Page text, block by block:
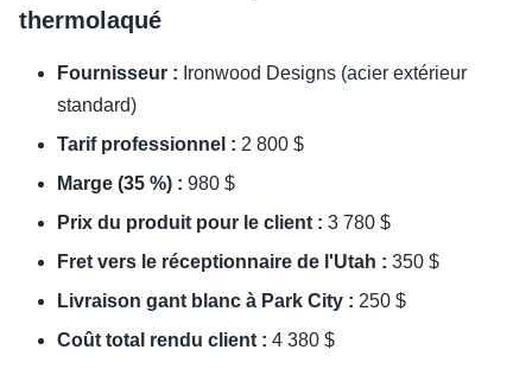
thermolaqué
Fournisseur : Ironwood Designs (acier extérieur
standard)
Tarif professionnel : 2 800 $
Marge (35 %) : 980 $
Prix du produit pour le client : 3 780 $
Fret vers le réceptionnaire de l'Utah : 350 $
Livraison gant blanc à Park City : 250 $
Coût total rendu client : 4 380 $